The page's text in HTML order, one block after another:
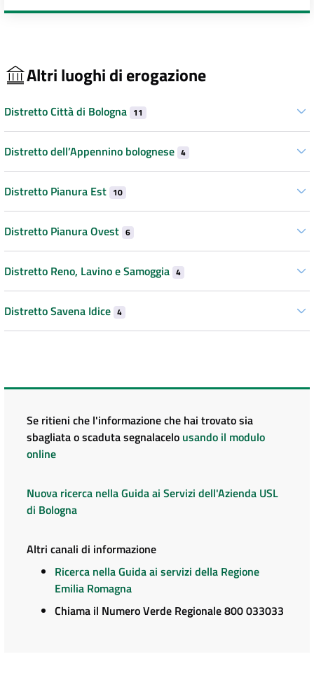
Altri luoghi di erogazione
Distretto Città di Bologna 11
Distretto dell’Appennino bolognese 4
Distretto Pianura Est 10
Distretto Pianura Ovest 6
Distretto Reno, Lavino e Samoggia 4
Distretto Savena Idice 4
Se ritieni che l'informazione che hai trovato sia
sbagliata o scaduta segnalacelo usando il modulo
online
Nuova ricerca nella Guida ai Servizi dell'Azienda USL
di Bologna
Altri canali di informazione
Ricerca nella Guida ai servizi della Regione
Emilia Romagna
Chiama il Numero Verde Regionale 800 033033